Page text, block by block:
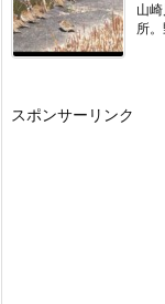
山
所
スポンサーリンク